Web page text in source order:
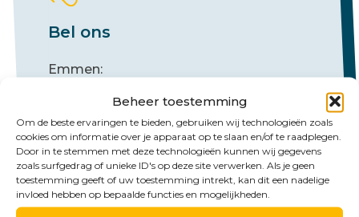
Beheer toestemming
Om de beste ervaringen te bieden, gebruiken wij technologieën zoals
cookies om informatie over je apparaat op te slaan en/of te raadplegen.
Door in te stemmen met deze technologieën kunnen wij gegevens
zoals surfgedrag of unieke ID's op deze site verwerken. Als je geen
toestemming geeft of uw toestemming intrekt, kan dit een nadelige
invloed hebben op bepaalde functies en mogelijkheden.
Bel ons
Emmen:
+31 (0)591 61 23 77
Groningen:
+31 (0)50 526 65 33